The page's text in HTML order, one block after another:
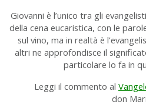
Giovanni è l’unico tra gli
della cena eucaristica, con le
sul vino, ma in realtà è
altri ne approfondisce il
particolare lo fa in
Leggi il commento al
don